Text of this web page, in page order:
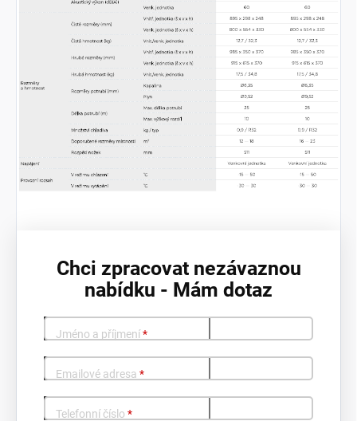
Chci zpracovat nezávaznou
nabídku - Mám dotaz
Jméno a příjmení*
Emailové adresa *
Telefonní číslo *